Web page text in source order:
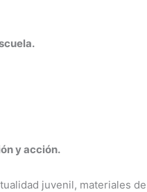
y acción.
juvenil, materiales